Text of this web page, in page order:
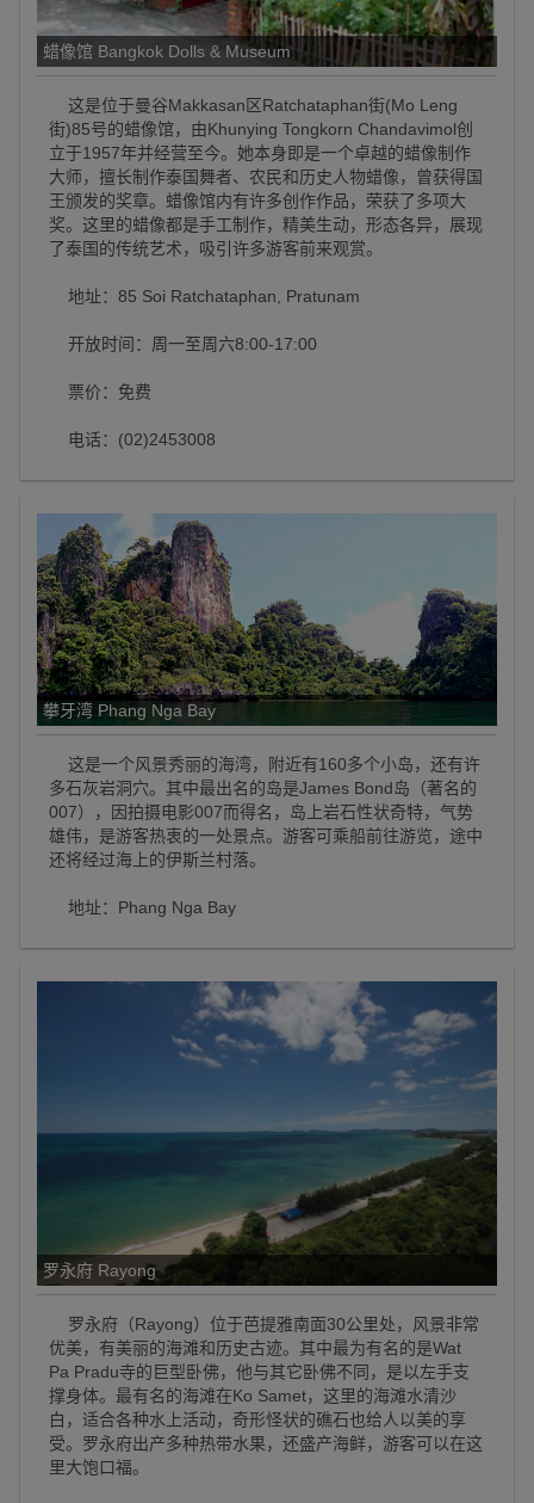
蜡像馆 Bangkok Dolls & Museum
这是位于曼谷Makkasan区Ratchataphan街(Mo Leng
街)85号的蜡像馆，由Khunying Tongkorn Chandavimol创
立于1957年并经营至今。她本身即是一个卓越的蜡像制作
大师，擅长制作泰国舞者、农民和历史人物蜡像，曾获得国
王颁发的奖章。蜡像馆内有许多创作作品，荣获了多项大
奖。这里的蜡像都是手工制作，精美生动，形态各异，展现
了泰国的传统艺术，吸引许多游客前来观赏。
地址：85 Soi Ratchataphan, Pratunam
开放时间：周一至周六8:00-17:00
票价：免费
电话：(02)2453008
攀牙湾 Phang Nga Bay
这是一个风景秀丽的海湾，附近有160多个小岛，还有许
多石灰岩洞穴。其中最出名的岛是James Bond岛（著名的
007），因拍摄电影007而得名，岛上岩石性状奇特，气势
雄伟，是游客热衷的一处景点。游客可乘船前往游览，途中
还将经过海上的伊斯兰村落。
地址：Phang Nga Bay
罗永府 Rayong
罗永府（Rayong）位于芭提雅南面30公里处，风景非常
优美，有美丽的海滩和历史古迹。其中最为有名的是Wat
Pa Pradu寺的巨型卧佛，他与其它卧佛不同，是以左手支
撑身体。最有名的海滩在Ko Samet，这里的海滩水清沙
白，适合各种水上活动，奇形怪状的礁石也给人以美的享
受。罗永府出产多种热带水果，还盛产海鲜，游客可以在这
里大饱口福。